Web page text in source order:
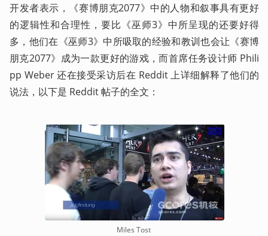
开发者表示，《赛博朋克2077》中的人物和叙事具有更好
的逻辑性和合理性，要比《巫师3》中所呈现的还要好得
多，他们在《巫师3》中所吸取的经验和教训也会让《赛博
朋克2077》成为一款更好的游戏，而首席任务设计师 Phili
pp Weber 还在接受采访后在 Reddit 上详细解释了他们的
说法，以下是 Reddit 帖子的全文：
Miles Tost